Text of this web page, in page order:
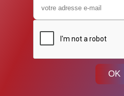
OK